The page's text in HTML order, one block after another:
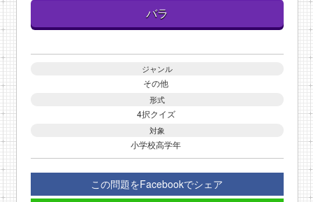
バラ
ジャンル
その他
形式
4択クイズ
対象
小学校高学年
この問題をFacebookでシェア